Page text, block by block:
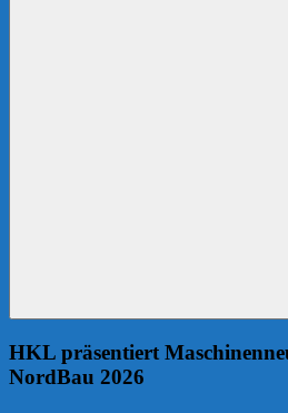
HKL präsentiert
NordBau 2026